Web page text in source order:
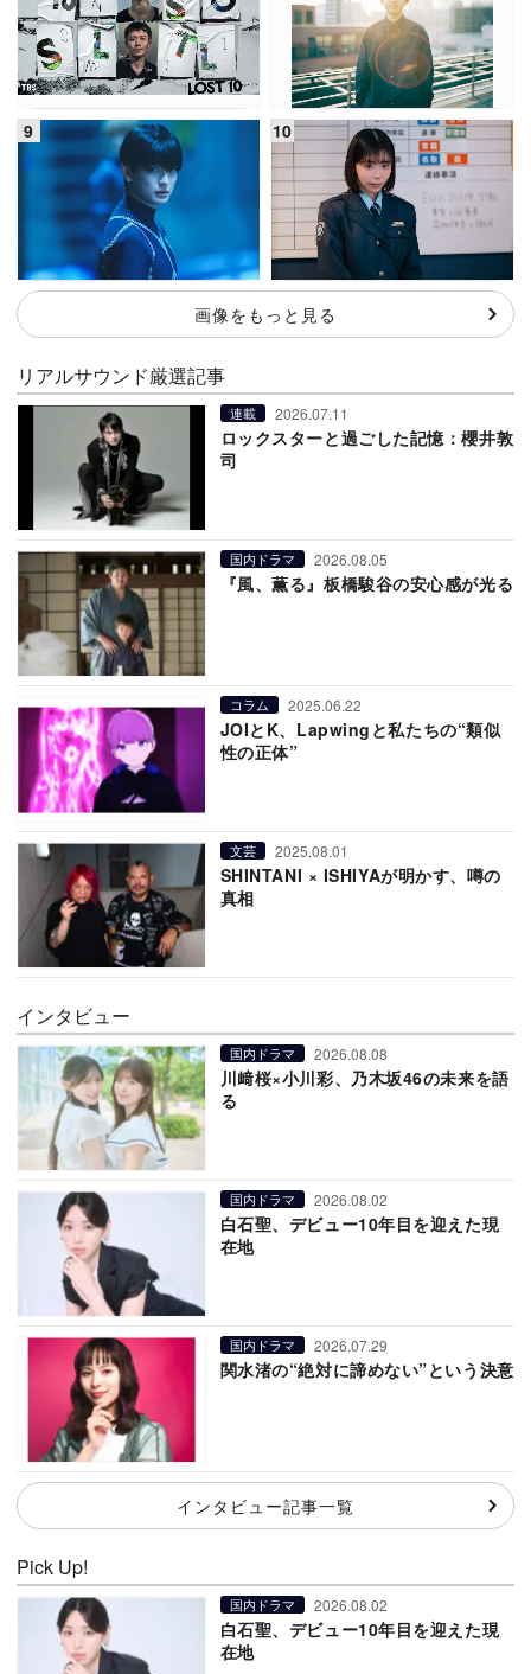
画像をもっと見る
リアルサウンド厳選記事
連載 2026.07.11
ロックスターと過ごした記憶：櫻井敦
司
国内ドラマ 2026.08.05
『風、薫る』板橋駿谷の安心感が光る
コラム 2025.06.22
JOIとK、Lapwingと私たちの“類似
性の正体”
文芸 2025.08.01
SHINTANI × ISHIYAが明かす、噂の
真相
インタビュー
国内ドラマ 2026.08.08
川﨑桜×小川彩、乃木坂46の未来を語
る
国内ドラマ 2026.08.02
白石聖、デビュー10年目を迎えた現
在地
国内ドラマ 2026.07.29
関水渚の“絶対に諦めない”という決意
インタビュー記事一覧
Pick Up!
国内ドラマ 2026.08.02
白石聖、デビュー10年目を迎えた現
在地